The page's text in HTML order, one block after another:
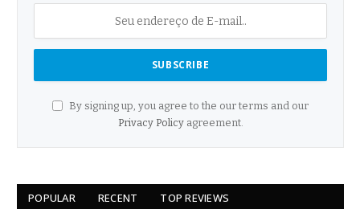
By signing up, you agree to the our terms and our
Privacy Policyagreement.
POPULAR RECENT TOP REVIEWS